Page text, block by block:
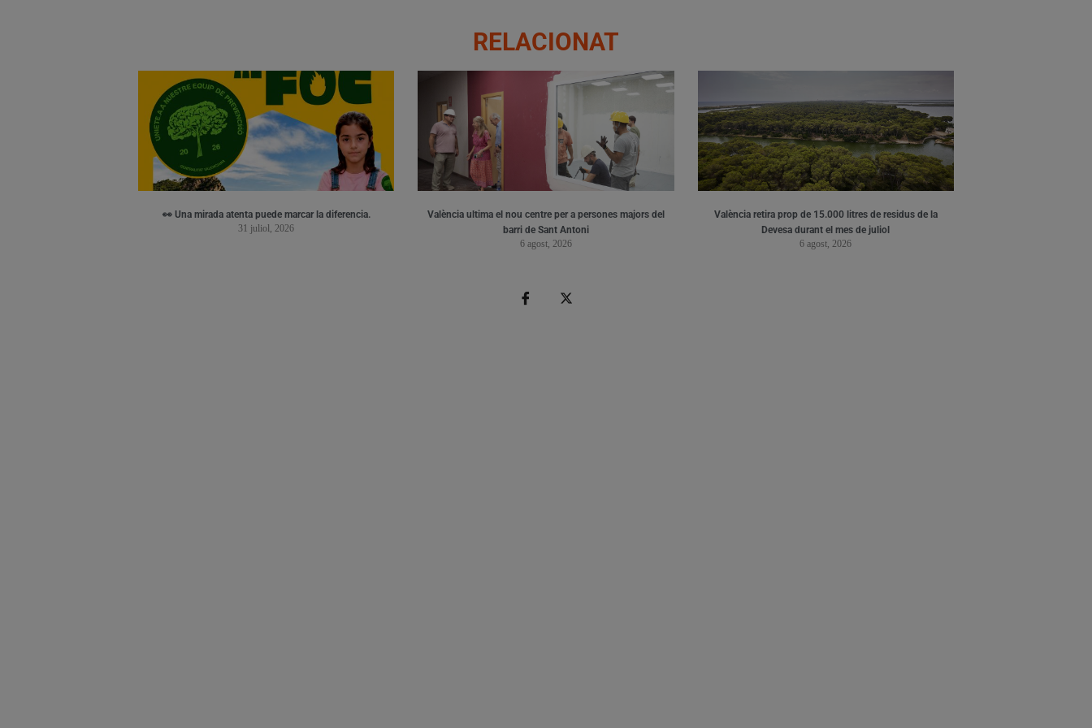
RELACIONAT
👀 Una mirada atenta puede marcar la diferencia.
31 juliol, 2026
València ultima el nou centre per a persones majors del
barri de Sant Antoni
6 agost, 2026
València retira prop de 15.000 litres de residus de la
Devesa durant el mes de juliol
6 agost, 2026